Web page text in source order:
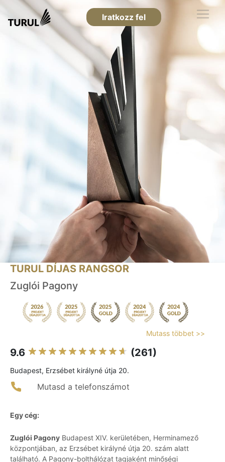
Iratkozz fel
TURUL DÍJAS RANGSOR
Zuglói Pagony
Mutass többet >>
9.6 (261)
Budapest, Erzsébet királyné útja 20.
Mutasd a telefonszámot
Egy cég:
Zuglói Pagony Budapest XIV. kerületében, Herminamező
központjában, az Erzsébet királyné útja 20. szám alatt
található. A Pagony-bolthálózat tagjaként minőségi